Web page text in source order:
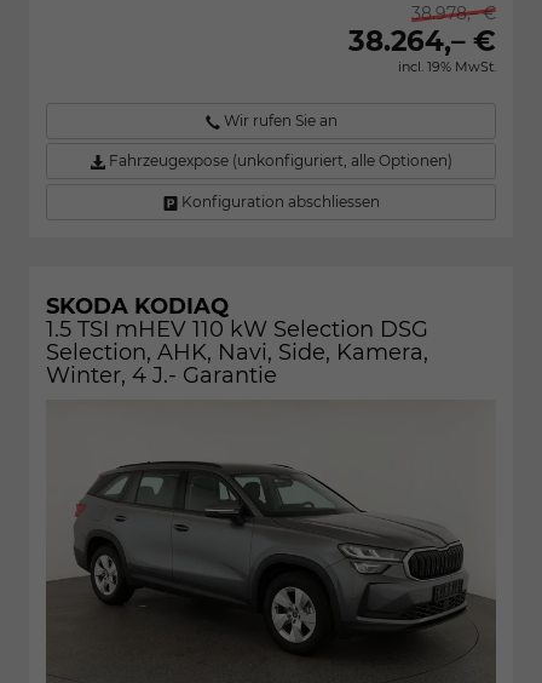
38.978,– €
38.264,– €
incl. 19% MwSt.
Wir rufen Sie an
Fahrzeugexpose (unkonfiguriert, alle Optionen)
Konfiguration abschliessen
SKODA KODIAQ
1.5 TSI mHEV 110 kW Selection DSG
Selection, AHK, Navi, Side, Kamera,
Winter, 4 J.- Garantie